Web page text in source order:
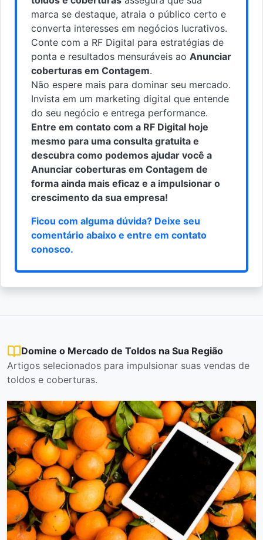
marca se destaque, atraia o público certo e
converta interesses em negócios lucrativos.
Conte com a RF Digital para estratégias de
ponta e resultados mensuráveis ao Anunciar
coberturas em Contagem.
Não espere mais para dominar seu mercado.
Invista em um marketing digital que entende
do seu negócio e entrega performance.
Entre em contato com a RF Digital hoje
mesmo para uma consulta gratuita e
descubra como podemos ajudar você a
Anunciar coberturas em Contagem de
forma ainda mais eficaz e a impulsionar o
crescimento da sua empresa!
Ficou com alguma dúvida? Deixe seu
comentário abaixo e entre em contato
conosco.
Domine o Mercado de Toldos na Sua Região
Artigos selecionados para impulsionar suas vendas de
toldos e coberturas.